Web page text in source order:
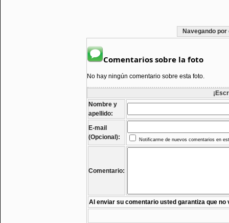
Navegando
Comentarios sobre la foto
No hay ningún comentario sobre esta foto.
Nombre y
apellido:
E-mail
(Opcional):
Notificarme de nuevos comentarios en
Comentario:
Al enviar su comentario usted garantiza que no